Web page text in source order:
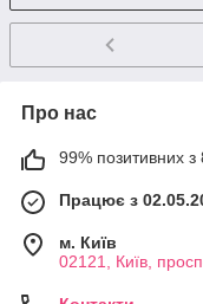
Про нас
99% позитивних з
Працює з
м. Київ
02121, Київ,